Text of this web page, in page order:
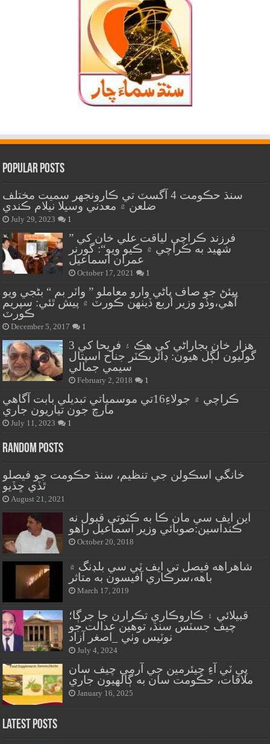
Popular Posts
سنڌ حڪومت 4 آگسٽ تي ڪارونجهر سميت مختلف
ضلعن ۾ معدني وسيلا نيلام ڪندي
July 29, 2023 1
” فرزند ڪراچي لياقت علي خان کي
شهيد به ڪراچي ۾ ڪيو ويو“: گورنر
عمران اسماعيل
October 17, 2021 1
پيئڻ جو صاف پاڻي وارو معاملو ” واٽر بم “ بڻجي ويو
آهي،وڏو وزير اربع ڏينهن ڪورٽ ۾ پيش ٿئي: سپريم
ڪورٽ
December 5, 2017 1
هزار خان بجاراڻي کي هڪ ۽ فريحا کي 3
گوليون لڳل هيون: ڊائريڪٽر جناح اسپتال
سيمي جمالي
February 2, 2018 1
ڪراچي ۾ جولاءِ16تي موسمياتي تبديلي بابت آگاهي
مارچ جون تياريون جاري
July 11, 2023 1
Random Posts
خانگي اسڪولن جي تنظيم، سنڌ حڪومت جو فيصلو
ٿڏي ڇڏيو
August 21, 2021
اين ايف سي مان ڪا به ڪٽوتي قبول نه
ڪنداسين:صوبائي وزير اسماعيل راهو
October 20, 2018
شاهراهه فيصل تي ايف ٽي سي بلڊنگ ۾
باهه،سرڪاري آفيسون به متاثر
March 17, 2019
قبيلائي ۽ ڪاروڪاري تڪرارن جا جرڳا؛
چيف جسٽس سنڌ، توهين عدالت جو
نوٽيس وٺي _اصغر آزاد
July 4, 2024
پي ٽي آءِ چيئرمين جي آرمي چيف سان
ملاقات، حڪومت سان به ڳالهيون جاري
January 16, 2025
Latest Posts